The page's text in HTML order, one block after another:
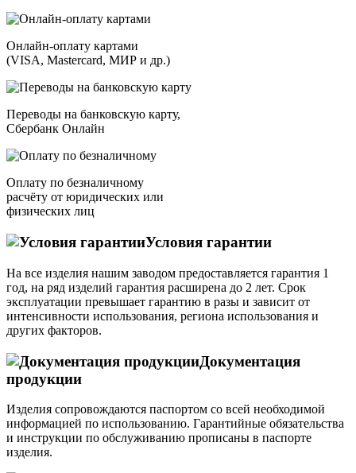
Онлайн-оплату картами
(VISA, Mastercard, МИР и др.)
Переводы на банковскую карту,
Сбербанк Онлайн
Оплату по безналичному
расчёту от юридических или
физических лиц
Условия гарантии
На все изделия нашим заводом предоставляется гарантия 1
год, на ряд изделий гарантия расширена до 2 лет. Срок
эксплуатации превышает гарантию в разы и зависит от
интенсивности использования, региона использования и
других факторов.
Документация
продукции
Изделия сопровождаются паспортом со всей необходимой
информацией по использованию. Гарантийные обязательства
и инструкции по обслуживанию прописаны в паспорте
изделия.